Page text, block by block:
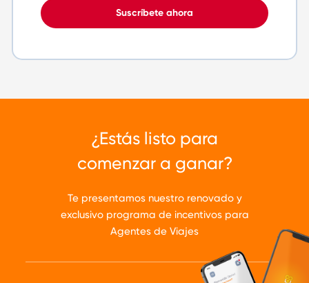
Suscríbete ahora
¿Estás listo para
comenzar a ganar?
Te presentamos nuestro renovado y
exclusivo programa de incentivos para
Agentes de Viajes